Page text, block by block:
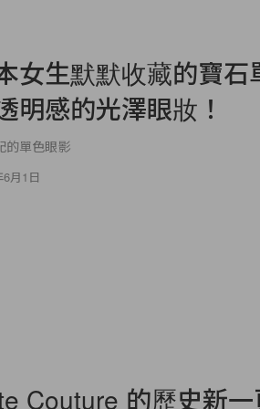
女生默默收藏的寶石
明感的光澤眼妝！
的單色眼影
月1日
Couture 的歷史新